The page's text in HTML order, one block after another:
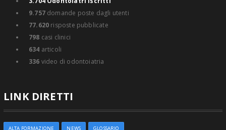
9.757domande poste dagli utenti
77.620 risposte pubblicate
798 casi clinici
634 articoli
336 video di odontoiatria
LINK DIRETTI
ALTA FORMAZIONE NEWS GLOSSARIO